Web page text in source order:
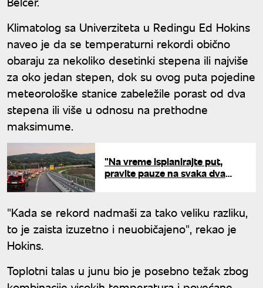
Klimatolog sa Univerziteta u Redingu Ed Hokins
naveo je da se temperaturni rekordi obično
obaraju za nekoliko desetinki stepena ili najviše
za oko jedan stepen, dok su ovog puta pojedine
meteorološke stanice zabeležile porast od dva
stepena ili više u odnosu na prethodne
maksimume.
"Na vreme isplanirajte put,
pravite pauze na svaka dva
"Kada se rekord nadmaši za tako veliku razliku,
to je zaista izuzetno i neuobičajeno", rekao je
Hokins.
Toplotni talas u junu bio je posebno težak zbog